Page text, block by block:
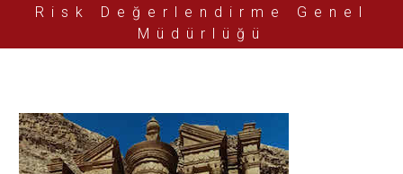
Risk Değerlendirme Genel
Müdürlüğü